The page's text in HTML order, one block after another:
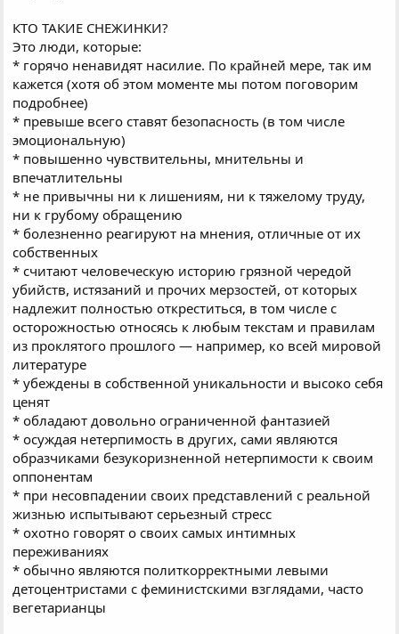
КТО ТАКИЕ СНЕЖИНКИ?
Это люди, которые:
* горячо ненавидят насилие. По крайней мере, так им
кажется (хотя об этом моменте мы потом поговорим
подробнее)
* превыше всего ставят безопасность (в том числе
эмоциональную)
* повышенно чувствительны, мнительны и
впечатлительны
* не привычны ни к лишениям, ни к тяжелому труду,
ни к грубому обращению
* болезненно реагируют на мнения, отличные от их
собственных
* считают человеческую историю грязной чередой
убийств, истязаний и прочих мерзостей, от которых
надлежит полностью откреститься, в том числе с
осторожностью относясь к любым текстам и правилам
из проклятого прошлого — например, ко всей мировой
литературе
* убеждены в собственной уникальности и высоко себя
ценят
* обладают довольно ограниченной фантазией
* осуждая нетерпимость в других, сами являются
образчиками безукоризненной нетерпимости к своим
оппонентам
* при несовпадении своих представлений с реальной
жизнью испытывают серьезный стресс
* охотно говорят о своих самых интимных
переживаниях
* обычно являются политкорректными левыми
детоцентристами с феминистскими взглядами, часто
вегетарианцы